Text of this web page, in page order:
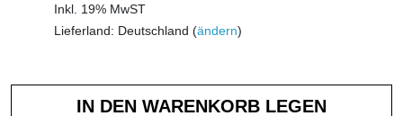
Inkl. 19% MwST
Lieferland: Deutschland (ändern)